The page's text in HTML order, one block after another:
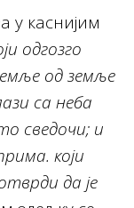
у каснијим
одгозго
од земље
са неба
сведочи; и
који
да је